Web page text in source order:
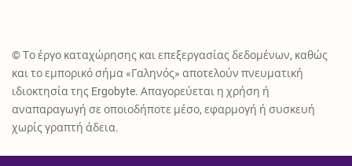
© Το έργο καταχώρησης και επεξεργασίας δεδομένων, καθώς
και το εμπορικό σήμα «Γαληνός» αποτελούν πνευματική
ιδιοκτησία της Ergobyte. Απαγορεύεται η χρήση ή
αναπαραγωγή σε οποιοδήποτε μέσο, εφαρμογή ή συσκευή
χωρίς γραπτή άδεια.